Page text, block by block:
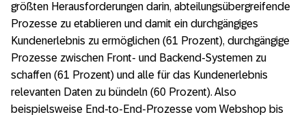
größten Herausforderungen darin, abteilungsübergreifende
Prozesse zu etablieren und damit ein durchgängiges
Kundenerlebnis zu ermöglichen (61 Prozent), durchgängige
Prozesse zwischen Front- und Backend-Systemen zu
schaffen (61 Prozent) und alle für das Kundenerlebnis
relevanten Daten zu bündeln (60 Prozent). Also
beispielsweise End-to-End-Prozesse vom Webshop bis